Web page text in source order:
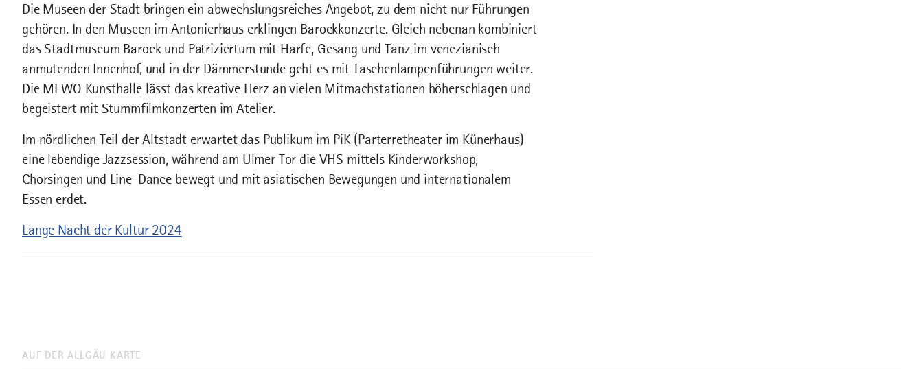
Die Museen der Stadt bringen ein abwechslungsreiches Angebot, zu dem nicht nur Führungen
gehören. In den Museen im Antonierhaus erklingen Barockkonzerte. Gleich nebenan kombiniert
das Stadtmuseum Barock und Patriziertum mit Harfe, Gesang und Tanz im venezianisch
anmutenden Innenhof, und in der Dämmerstunde geht es mit Taschenlampenführungen weiter.
Die MEWO Kunsthalle lässt das kreative Herz an vielen Mitmachstationen höherschlagen und
begeistert mit Stummfilmkonzerten im Atelier.
Im nördlichen Teil der Altstadt erwartet das Publikum im PiK (Parterretheater im Künerhaus)
eine lebendige Jazzsession, während am Ulmer Tor die VHS mittels Kinderworkshop,
Chorsingen und Line-Dance bewegt und mit asiatischen Bewegungen und internationalem
Essen erdet.
Lange Nacht der Kultur 2024
AUF DER ALLGÄU KARTE